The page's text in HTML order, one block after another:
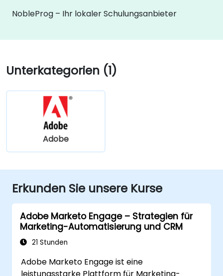
NobleProg – Ihr lokaler Schulungsanbieter
Unterkategorien (1)
Adobe
Erkunden Sie unsere Kurse
Adobe Marketo Engage – Strategien für
Marketing-Automatisierung und CRM
21 Stunden
Adobe Marketo Engage ist eine
leistungsstarke Plattform für Marketing-